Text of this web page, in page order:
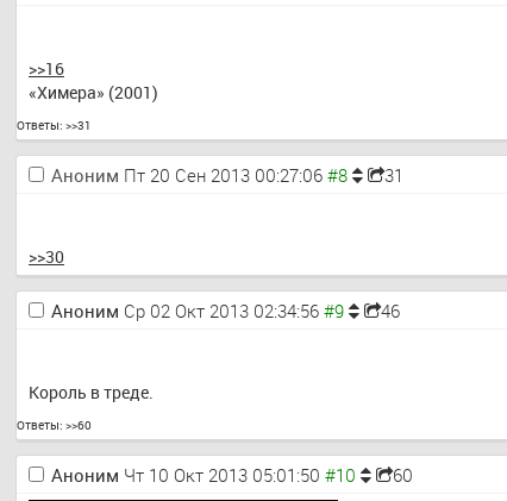
>>16
«Химера» (2001)
Ответы: >>31
Аноним Пт 20 Сен 2013 00:27:06 31
>>30
Аноним Ср 02 Окт 2013 02:34:56 46
Король в треде.
Ответы: >>60
Аноним Чт 10 Окт 2013 05:01:50 60